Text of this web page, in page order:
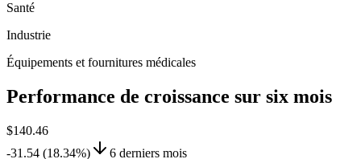
Santé
Industrie
Équipements et fournitures médicales
Performance de croissance sur six mois
$140.46
-31.54 (18.34%)
6 derniers mois